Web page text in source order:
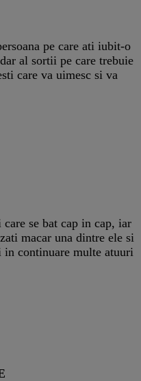
pe care ati iubit-o
al sortii pe care trebuie
care va uimesc si va
se bat cap in cap, iar
macar una dintre ele si
in continuare multe atuuri